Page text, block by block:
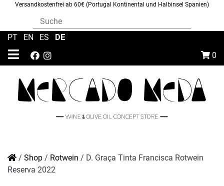
Versandkostenfrei ab 60€ (Portugal Kontinental und Halbinsel Spanien)
0
PT EN ES DE
/ Shop / Rotwein / D. Graça Tinta Francisca Rotwein
Reserva 2022